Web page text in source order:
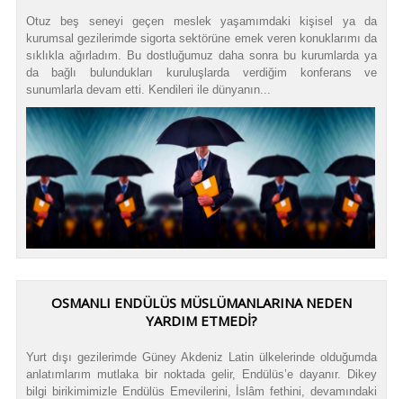
Otuz beş seneyi geçen meslek yaşamımdaki kişisel ya da
kurumsal gezilerimde sigorta sektörüne emek veren konuklarımı da
sıklıkla ağırladım. Bu dostluğumuz daha sonra bu kurumlarda ya
da bağlı bulundukları kuruluşlarda verdiğim konferans ve
sunumlarla devam etti. Kendileri ile dünyanın...
OSMANLI ENDÜLÜS MÜSLÜMANLARINA NEDEN
YARDIM ETMEDİ?
Yurt dışı gezilerimde Güney Akdeniz Latin ülkelerinde olduğumda
anlatımlarım mutlaka bir noktada gelir, Endülüs’e dayanır. Dikey
bilgi birikimimizle Endülüs Emevilerini, İslâm fethini, devamındaki